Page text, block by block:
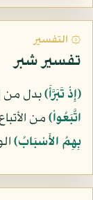
۞ التفسير
تفسير شبر
﴿إِذْ تَبَرَّأَ﴾بدل من
اتَّبَعُواْ﴾من الأتباع
بِهِمُ الأَسْبَابُ﴾